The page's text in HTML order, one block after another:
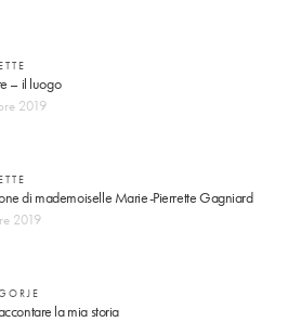
– il luogo
2019
di mademoiselle Marie-Pierrette Gagniard
2019
la mia storia